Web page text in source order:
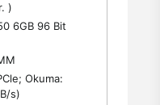
)
6GB 96 Bit
Okuma:
s)